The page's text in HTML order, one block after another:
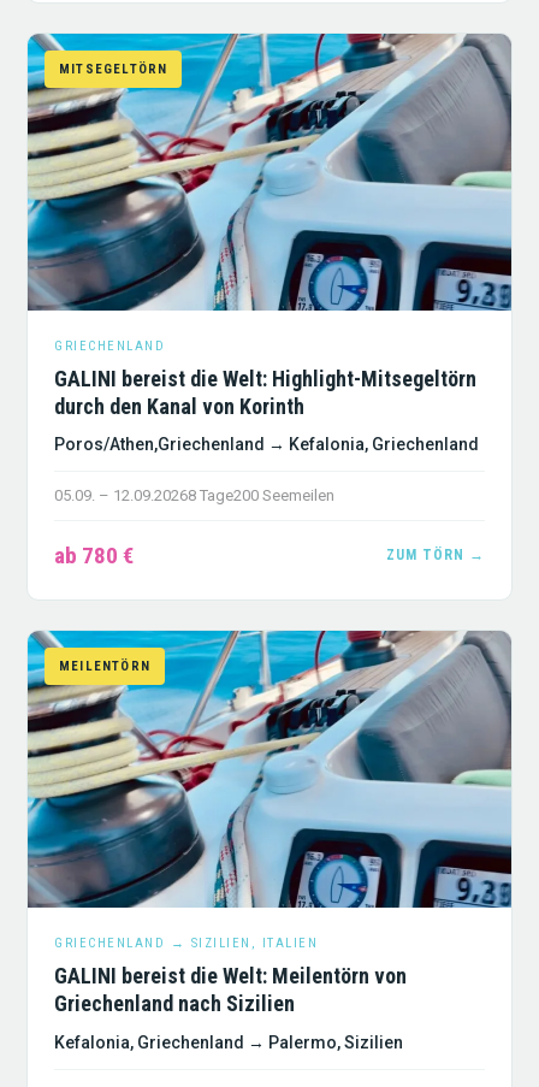
MITSEGELTÖRN
GRIECHENLAND
GALINI bereist die Welt: Highlight-Mitsegeltörn
durch den Kanal von Korinth
Poros/Athen,Griechenland → Kefalonia, Griechenland
05.09. – 12.09.20268 Tage200 Seemeilen
ab 780 € ZUM TÖRN →
MEILENTÖRN
GRIECHENLAND → SIZILIEN, ITALIEN
GALINI bereist die Welt: Meilentörn von
Griechenland nach Sizilien
Kefalonia, Griechenland → Palermo, Sizilien